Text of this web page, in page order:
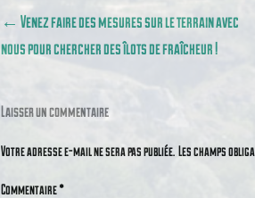
Poster navigation
← Venez faire des mesures sur le terrain avec
nous pour chercher des îlots de fraîcheur !
Laisser un commentaire
Votre adresse e-mail ne sera pas publiée. Les champs
Commentaire*